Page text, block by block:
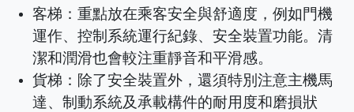
客梯：重點放在乘客安全與舒適度，例如門機
運作、控制系統運行紀錄、安全裝置功能。清
潔和潤滑也會較注重靜音和平滑感。
貨梯：除了安全裝置外，還須特別注意主機馬
達、制動系統及承載構件的耐用度和磨損狀